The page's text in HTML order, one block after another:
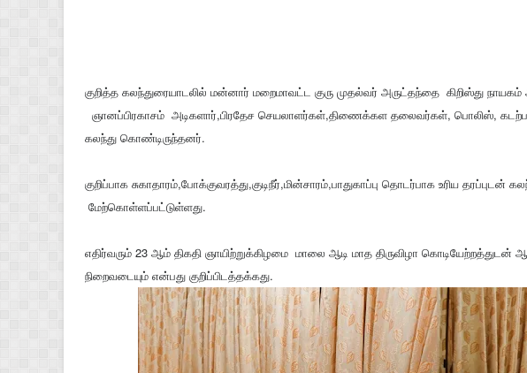
குறித்த கலந்துரையாடலில் மன்னார் மறைமாவட்ட குரு முதல்வர் அருட்தந்தை கிறிஸ்து நாயகம்
ஞானப்பிரகாசம் அடிகளார்,பிரதேச செயலாளர்கள்,திணைக்கள தலைவர்கள், பொலிஸ்,
கலந்து கொண்டிருந்தனர்.
குறிப்பாக சுகாதாரம்,போக்குவரத்து,குடிநீர்,மின்சாரம்,பாதுகாப்பு தொடர்பாக உரிய தரப்புடன்
மேற்கொள்ளப்பட்டுள்ளது.
எதிர்வரும் 23 ஆம் திகதி ஞாயிற்றுக்கிழமை மாலை ஆடி மாத திருவிழா கொடியேற்றத்துடன்
நிறைவடையும் என்பது குறிப்பிடத்தக்கது.